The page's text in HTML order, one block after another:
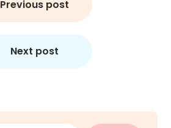
Previous post
Next post